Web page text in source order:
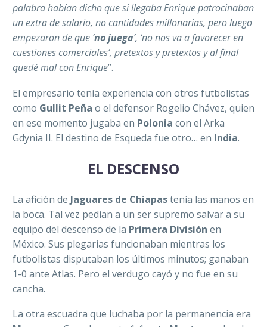
palabra habían dicho que si llegaba Enrique patrocinaban
un extra de salario, no cantidades millonarias, pero luego
empezaron de que ‘no juega’, ‘no nos va a favorecer en
cuestiones comerciales’, pretextos y pretextos y al final
quedé mal con Enrique”.
El empresario tenía experiencia con otros futbolistas
como Gullit Peña o el defensor Rogelio Chávez, quien
en ese momento jugaba en Polonia con el Arka
Gdynia II. El destino de Esqueda fue otro… en India.
EL DESCENSO
La afición de Jaguares de Chiapastenía las manos en
la boca. Tal vez pedían a un ser supremo salvar a su
equipo del descenso de la Primera División en
México. Sus plegarias funcionaban mientras los
futbolistas disputaban los últimos minutos; ganaban
1-0 ante Atlas. Pero el verdugo cayó y no fue en su
cancha.
La otra escuadra que luchaba por la permanencia era